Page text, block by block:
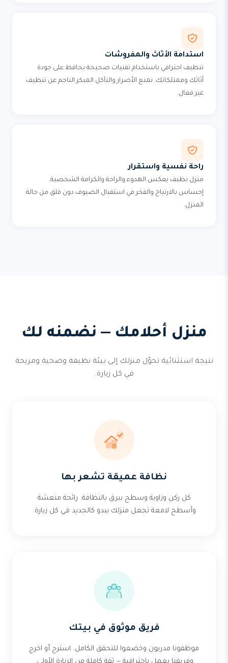
استدامة الأثاث والمفروشات
تنظيف احترافي باستخدام تقنيات صحيحة يحافظ على جودة
أثاثك وممتلكاتك. نمنع الأضرار والتآكل المبكر الناجم عن تنظيف
غير فعال.
راحة نفسية واستقرار
منزل نظيف يعكس الهدوء والراحة والكرامة الشخصية.
إحساس بالارتياح والفخر في استقبال الضيوف دون قلق من حالة
المنزل.
منزل أحلامك — نضمنه لك
نتيجة استثنائية تحوّل منزلك إلى بيئة نظيفة وصحية ومريحة
في كل زيارة.
نظافة عميقة تشعر بها
كل ركن وزاوية وسطح يبرق بالنظافة. رائحة منعشة
وأسطح لامعة تجعل منزلك يبدو كالجديد في كل زيارة.
فريق موثوق في بيتك
موظفونا مدربون وخضعوا للتحقق الكامل. استرح أو اخرج